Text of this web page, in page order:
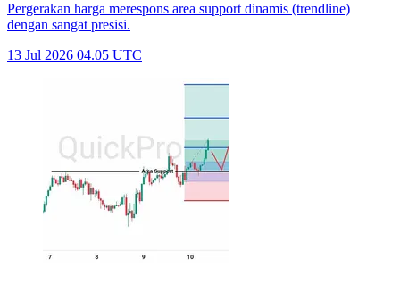
Pergerakan harga merespons area support dinamis (trendline)
dengan sangat presisi.
13 Jul 2026 04.05 UTC